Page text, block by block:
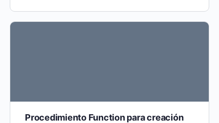
Procedimiento Function para creación